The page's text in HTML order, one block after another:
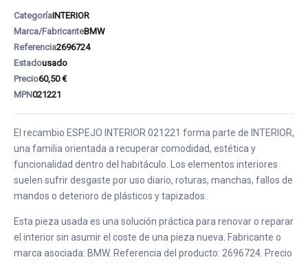
CategoríaINTERIOR
Marca/FabricanteBMW
Referencia2696724
Estadousado
Precio60,50 €
MPN021221
El recambio ESPEJO INTERIOR 021221 forma parte de INTERIOR,
una familia orientada a recuperar comodidad, estética y
funcionalidad dentro del habitáculo. Los elementos interiores
suelen sufrir desgaste por uso diario, roturas, manchas, fallos de
mandos o deterioro de plásticos y tapizados.
Esta pieza usada es una solución práctica para renovar o reparar
el interior sin asumir el coste de una pieza nueva. Fabricante o
marca asociada: BMW. Referencia del producto: 2696724. Precio